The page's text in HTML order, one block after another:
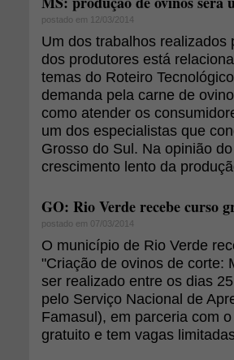
postado em 12/03/2014
Um dos trabalhos
dos produtores está
temas do Roteiro
demanda pela carne de
como atender os
um dos especialistas que
Grosso do Sul. Na opinião
crescimento lento da
GO: Rio Verde recebe curso
postado em 07/03/2014
O município de Rio Verde
"Criação de ovinos de corte:
ser realizado entre os dias
pelo Serviço Nacional de
Famasul), em parceria com
gratuito e tem vagas